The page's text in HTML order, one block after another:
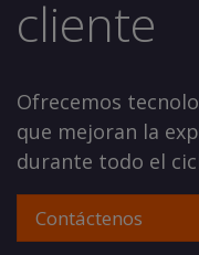
cliente
Ofrecemos
que mejoran la
durante todo el
Contáctenos